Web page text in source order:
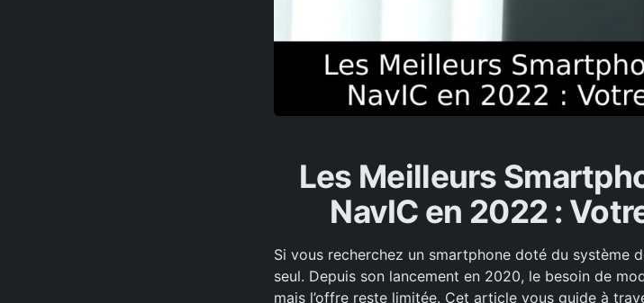
Les Meilleurs
NavIC en 2022 :
Si vous recherchez un smartphone doté du système
seul. Depuis son lancement en 2020, le besoin de
mais l’offre reste limitée. Cet article vous guide à